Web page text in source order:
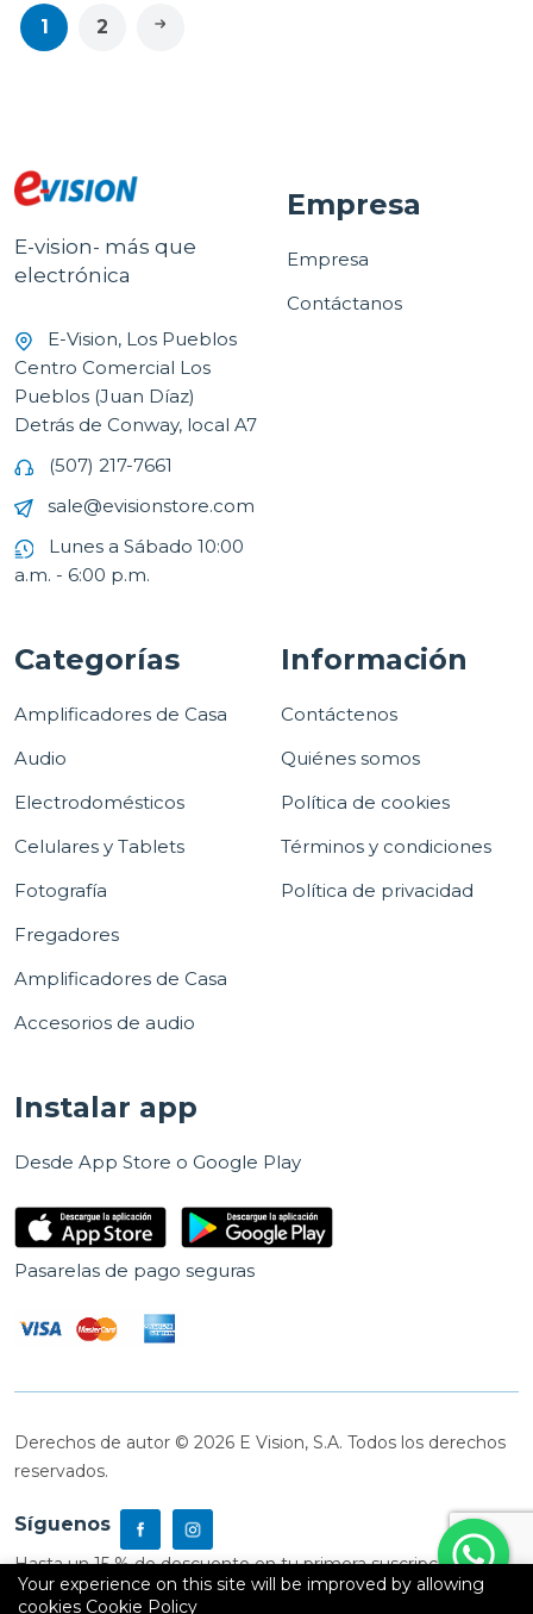
1 2
E-vision- más que
electrónica
E-Vision, Los Pueblos
Centro Comercial Los
Pueblos (Juan Díaz)
Detrás de Conway, local A7
(507) 217-7661
sale@evisionstore.com
Lunes a Sábado 10:00
a.m. - 6:00 p.m.
Empresa
Empresa
Contáctanos
Categorías
Amplificadores de Casa
Audio
Electrodomésticos
Celulares y Tablets
Fotografía
Fregadores
Amplificadores de Casa
Accesorios de audio
Información
Contáctenos
Quiénes somos
Política de cookies
Términos y condiciones
Política de privacidad
Instalar app
Desde App Store o Google Play
Pasarelas de pago seguras
Derechos de autor © 2026 E Vision, S.A. Todos los derechos
reservados.
Síguenos
Hasta un 15 % de descuento en tu primera suscripción
Your experience on this site will be improved by allowing
cookies Cookie Policy